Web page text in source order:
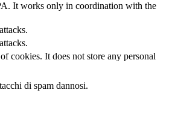
It works only in coordination with the
cookies. It does not store any personal
di spam dannosi.